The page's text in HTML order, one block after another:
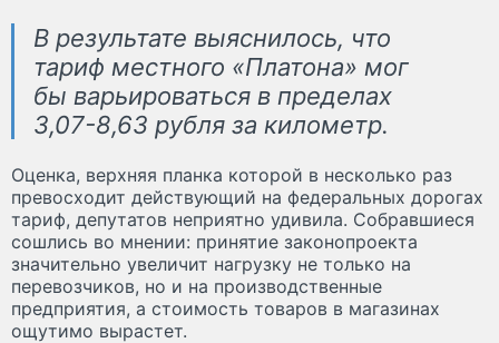
В результате выяснилось, что
тариф местного «Платона» мог
бы варьироваться в пределах
3,07-8,63 рубля за километр.
Оценка, верхняя планка которой в несколько раз
превосходит действующий на федеральных дорогах
тариф, депутатов неприятно удивила. Собравшиеся
сошлись во мнении: принятие законопроекта
значительно увеличит нагрузку не только на
перевозчиков, но и на производственные
предприятия, а стоимость товаров в магазинах
ощутимо вырастет.